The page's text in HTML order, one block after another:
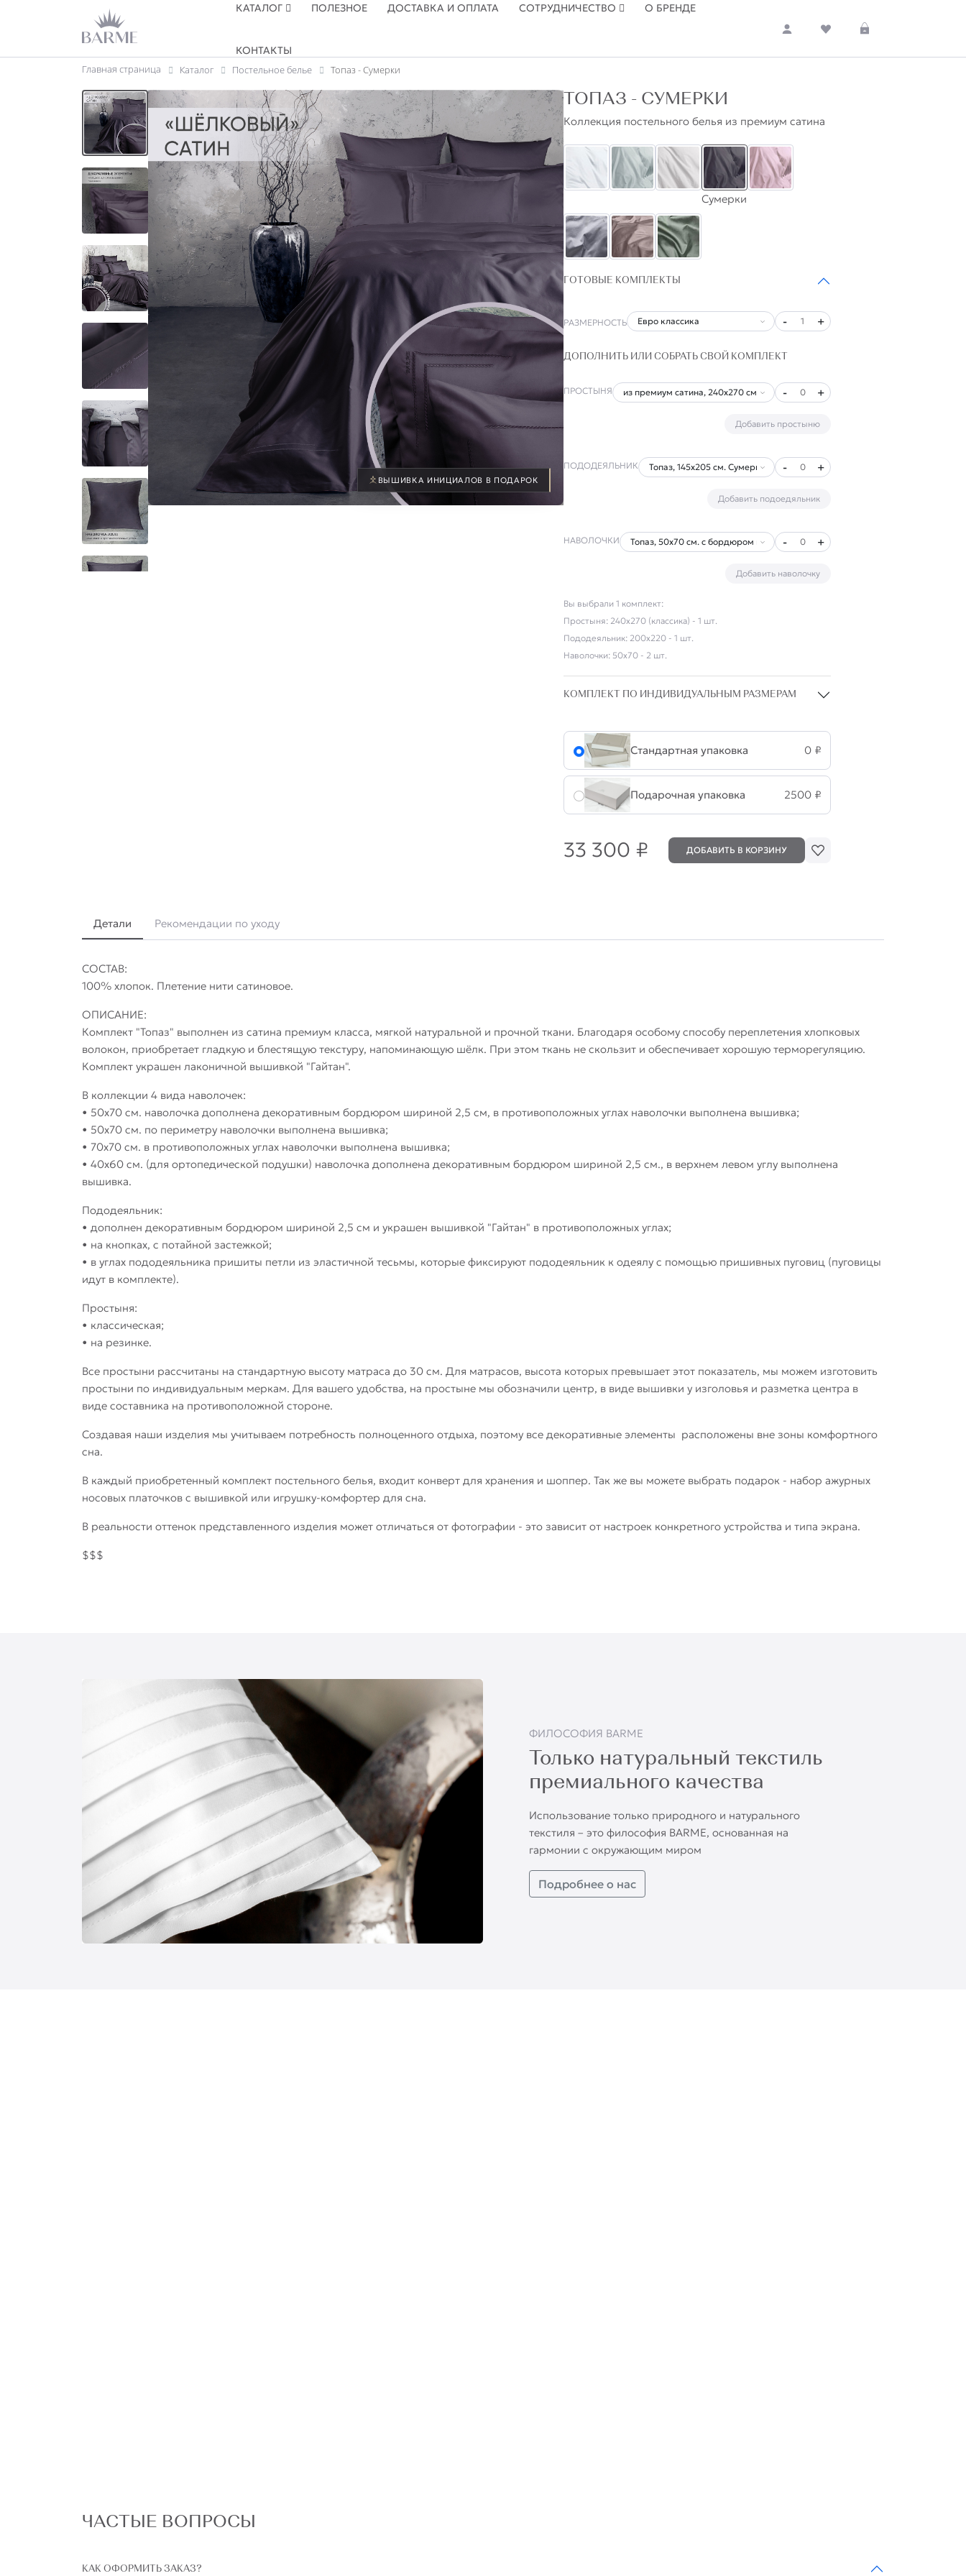
КАТАЛОГ ПОЛЕЗНОЕ ДОСТАВКА И ОПЛАТА СОТРУДНИЧЕСТВО О БРЕНДЕ
КОНТАКТЫ
Главная страница
Каталог Постельное белье Топаз - Сумерки
ВЫШИВКА ИНИЦИАЛОВ В ПОДАРОК
ТОПАЗ - СУМЕРКИ
Коллекция постельного белья из премиум сатина
Сумерки
ГОТОВЫЕ КОМПЛЕКТЫ
РАЗМЕРНОСТЬ - 1 +
ДОПОЛНИТЬ ИЛИ СОБРАТЬ СВОЙ КОМПЛЕКТ
ПРОСТЫНЯ - 0 +
Добавить простыню
ПОДОДЕЯЛЬНИК - 0 +
Добавить подоедяльник
НАВОЛОЧКИ - 0 +
Добавить наволочку
Вы выбрали 1 комплект:
Простыня: 240х270 (классика) - 1 шт.
Пододеяльник: 200х220 - 1 шт.
Наволочки: 50х70 - 2 шт.
КОМПЛЕКТ ПО ИНДИВИДУАЛЬНЫМ РАЗМЕРАМ
Стандартная упаковка 0 ₽
Подарочная упаковка 2500₽
33 300 ₽ ДОБАВИТЬ В КОРЗИНУ
Детали Рекомендации по уходу
СОСТАВ:
100% хлопок. Плетение нити сатиновое.
ОПИСАНИЕ:
Комплект "Топаз" выполнен из сатина премиум класса, мягкой натуральной и прочной ткани. Благодаря особому способу переплетения хлопковых
волокон, приобретает гладкую и блестящую текстуру, напоминающую шёлк. При этом ткань не скользит и обеспечивает хорошую терморегуляцию.
Комплект украшен лаконичной вышивкой "Гайтан".
В коллекции 4 вида наволочек:
• 50х70 см. наволочка дополнена декоративным бордюром шириной 2,5 см, в противоположных углах наволочки выполнена вышивка;
• 50х70 см. по периметру наволочки выполнена вышивка;
• 70х70 см. в противоположных углах наволочки выполнена вышивка;
• 40х60 см. (для ортопедической подушки) наволочка дополнена декоративным бордюром шириной 2,5 см., в верхнем левом углу выполнена
вышивка.
Пододеяльник:
• дополнен декоративным бордюром шириной 2,5 см и украшен вышивкой "Гайтан" в противоположных углах;
• на кнопках, с потайной застежкой;
• в углах пододеяльника пришиты петли из эластичной тесьмы, которые фиксируют пододеяльник к одеялу с помощью пришивных пуговиц (пуговицы
идут в комплекте).
Простыня:
• классическая;
• на резинке.
Все простыни рассчитаны на стандартную высоту матраса до 30 см. Для матрасов, высота которых превышает этот показатель, мы можем изготовить
простыни по индивидуальным меркам. Для вашего удобства, на простыне мы обозначили центр, в виде вышивки у изголовья и разметка центра в
виде составника на противоположной стороне.
Создавая наши изделия мы учитываем потребность полноценного отдыха, поэтому все декоративные элементы расположены вне зоны комфортного
сна.
В каждый приобретенный комплект постельного белья, входит конверт для хранения и шоппер. Так же вы можете выбрать подарок - набор ажурных
носовых платочков с вышивкой или игрушку-комфортер для сна.
В реальности оттенок представленного изделия может отличаться от фотографии - это зависит от настроек конкретного устройства и типа экрана.
$$$
ФИЛОСОФИЯ BARME
Только натуральный текстиль
премиального качества
Использование только природного и натурального
текстиля – это философия BARME, основанная на
гармонии с окружающим миром
Подробнее о нас
ЧАСТЫЕ ВОПРОСЫ
КАК ОФОРМИТЬ ЗАКАЗ?